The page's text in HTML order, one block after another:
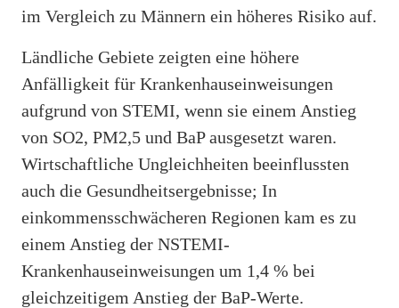
im Vergleich zu Männern ein höheres Risiko auf.
Ländliche Gebiete zeigten eine höhere
Anfälligkeit für Krankenhauseinweisungen
aufgrund von STEMI, wenn sie einem Anstieg
von SO2, PM2,5 und BaP ausgesetzt waren.
Wirtschaftliche Ungleichheiten beeinflussten
auch die Gesundheitsergebnisse; In
einkommensschwächeren Regionen kam es zu
einem Anstieg der NSTEMI-
Krankenhauseinweisungen um 1,4 % bei
gleichzeitigem Anstieg der BaP-Werte.